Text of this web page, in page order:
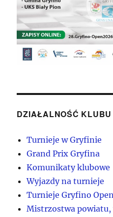
DZIAŁALNOŚĆ KLUBU
Turnieje w Gryfinie
Grand Prix Gryfina
Komunikaty klubowe
Wyjazdy na turnieje
Turnieje Gryfino
Mistrzostwa